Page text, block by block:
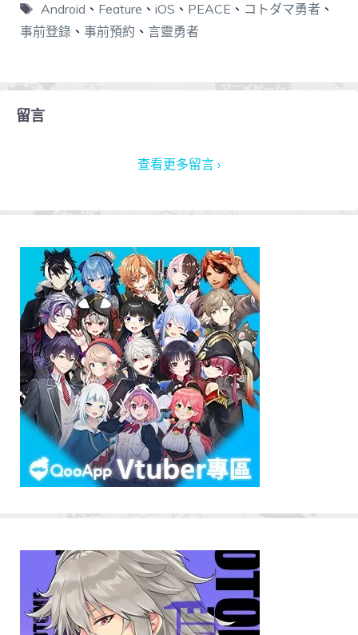
Android 、 Feature 、 iOS 、 PEACE 、 コトダマ勇者 、
事前登錄 、 事前預約 、 言靈勇者
留言
查看更多留言 ›